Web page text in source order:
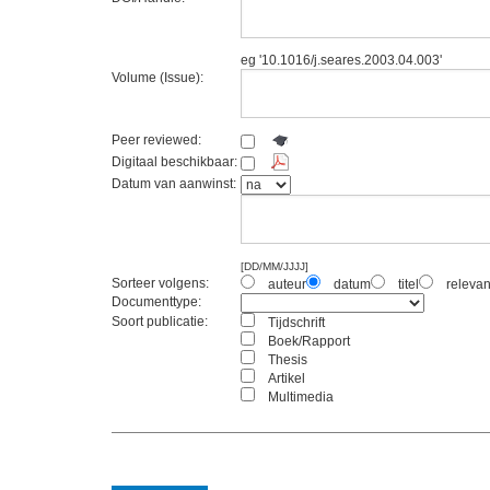
eg '10.1016/j.seares.2003.04.003'
Volume (Issue):
Peer reviewed:
Digitaal beschikbaar:
Datum van aanwinst:
[DD/MM/JJJJ]
Sorteer volgens: auteur datum titel
Documenttype:
Soort publicatie:
Tijdschrift
Boek/Rapport
Thesis
Artikel
Multimedia